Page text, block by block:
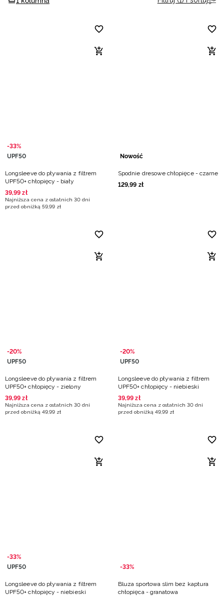
-33%
UPF50
Longsleeve do pływania z filtrem
UPF50+ chłopięcy - biały
39,99 zł
Najniższa cena z ostatnich 30 dni
przed obniżką 59,99 zł
Nowość
Spodnie dresowe chłopięce - czarne
129,99 zł
-20%
UPF50
Longsleeve do pływania z filtrem
UPF50+ chłopięcy - zielony
39,99 zł
Najniższa cena z ostatnich 30 dni
przed obniżką 49,99 zł
-20%
UPF50
Longsleeve do pływania z filtrem
UPF50+ chłopięcy - niebieski
39,99 zł
Najniższa cena z ostatnich 30 dni
przed obniżką 49,99 zł
-33%
UPF50
Longsleeve do pływania z filtrem
UPF50+ chłopięcy - niebieski
-33%
Bluza sportowa slim bez kaptura
chłopięca - granatowa